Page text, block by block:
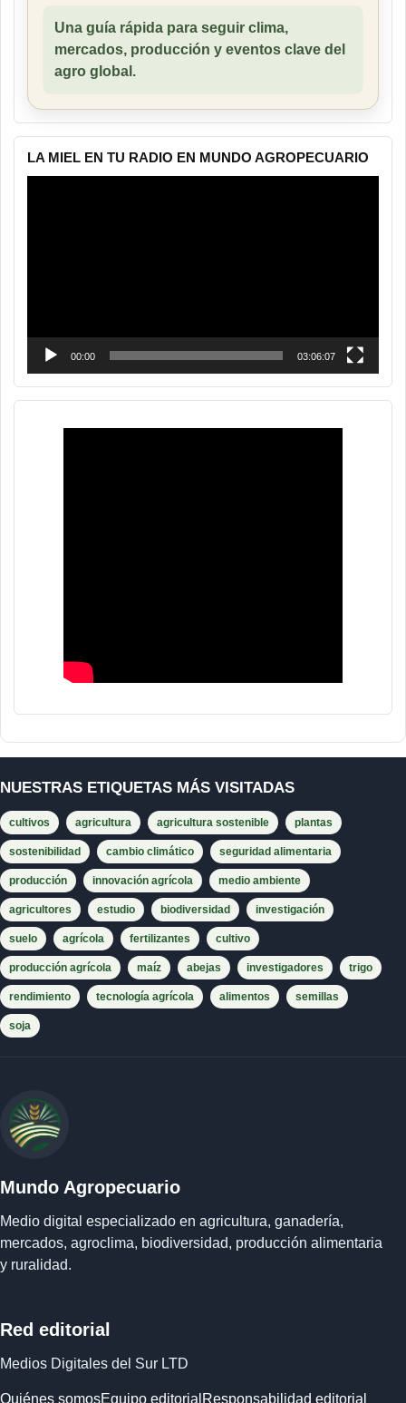
Una guía rápida para seguir clima,
mercados, producción y eventos clave del
agro global.
LA MIEL EN TU RADIO EN MUNDO AGROPECUARIO
00:00 03:06:07
NUESTRAS ETIQUETAS MÁS VISITADAS
cultivos agricultura agricultura sostenible plantas
sostenibilidad cambio climático seguridad alimentaria
producción innovación agrícola medio ambiente
agricultores estudio biodiversidad investigación
suelo agrícola fertilizantes cultivo
producción agrícola maíz abejas investigadores trigo
rendimiento tecnología agrícola alimentos semillas
soja
Mundo Agropecuario
Medio digital especializado en agricultura, ganadería,
mercados, agroclima, biodiversidad, producción alimentaria
y ruralidad.
Red editorial
Medios Digitales del Sur LTD
Quiénes somosEquipo editorial Responsabilidad editorial